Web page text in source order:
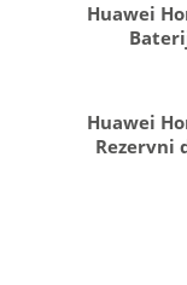
Huawei
Huawei
Rezervni